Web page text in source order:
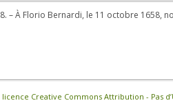
– À Florio Bernardi, le 11 octobre 1658,
licence Creative Commons Attribution - Pas